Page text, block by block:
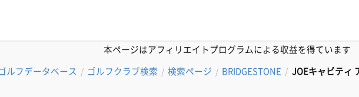
本ページはアフィリエイトプログラムによる収益を得ています
ルフデータベース / ゴルフクラブ検索 / 検索ページ / BRIDGESTONE / JOEキャビティ